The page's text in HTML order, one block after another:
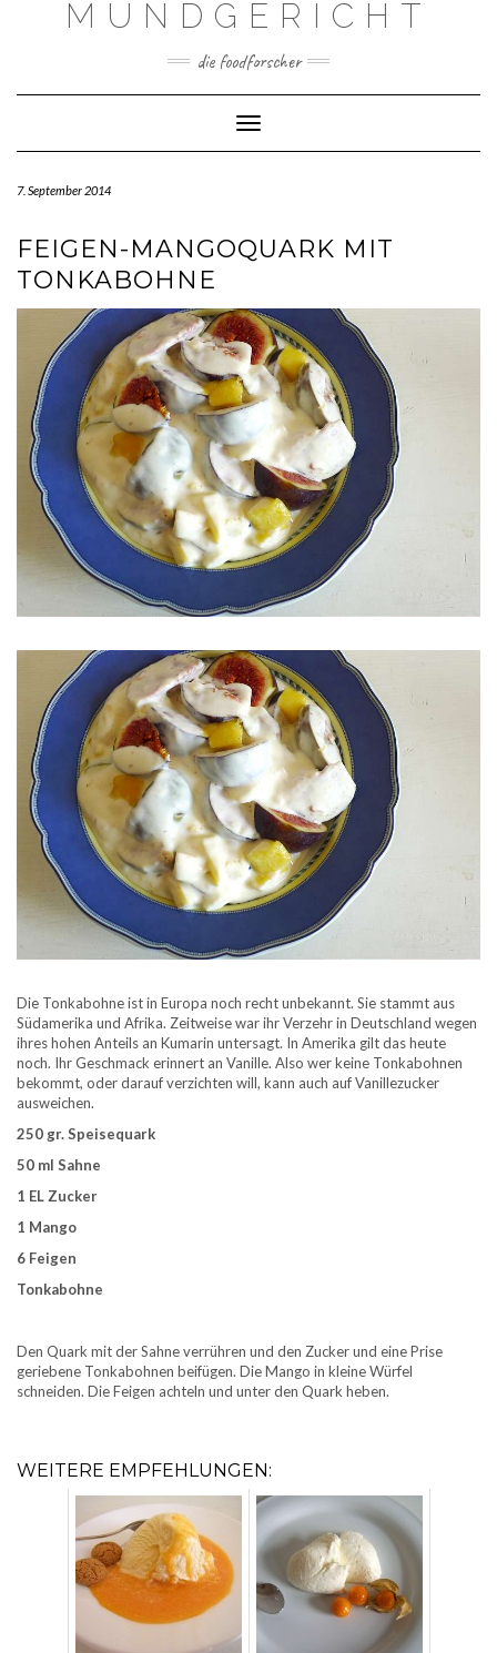
MUNDGERICHT
die foodforscher
Toggle Navigation
7. September 2014
FEIGEN-MANGOQUARK MIT
TONKABOHNE
Die Tonkabohne ist in Europa noch recht unbekannt. Sie stammt aus
Südamerika und Afrika. Zeitweise war ihr Verzehr in Deutschland wegen
ihres hohen Anteils an Kumarin untersagt. In Amerika gilt das heute
noch. Ihr Geschmack erinnert an Vanille. Also wer keine Tonkabohnen
bekommt, oder darauf verzichten will, kann auch auf Vanillezucker
ausweichen.
250 gr. Speisequark
50 ml Sahne
1 EL Zucker
1 Mango
6 Feigen
Tonkabohne
Den Quark mit der Sahne verrühren und den Zucker und eine Prise
geriebene Tonkabohnen beifügen. Die Mango in kleine Würfel
schneiden. Die Feigen achteln und unter den Quark heben.
WEITERE EMPFEHLUNGEN: